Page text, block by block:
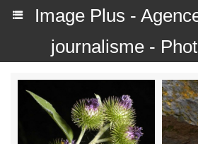
Image Plus -
journalisme -